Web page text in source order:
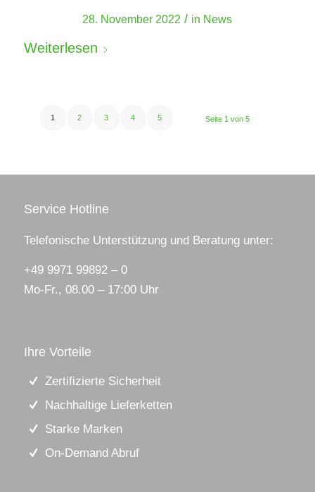
28. November 2022 / in News
Weiterlesen
Seite 1 von 5
1 2 3 4 5
Service Hotline
Telefonische Unterstützung und Beratung unter:
+49 9971 99892 – 0
Mo-Fr., 08.00 – 17:00 Uhr
Ihre Vorteile
Zertifizierte Sicherheit
Nachhaltige Lieferketten
Starke Marken
On-Demand Abruf